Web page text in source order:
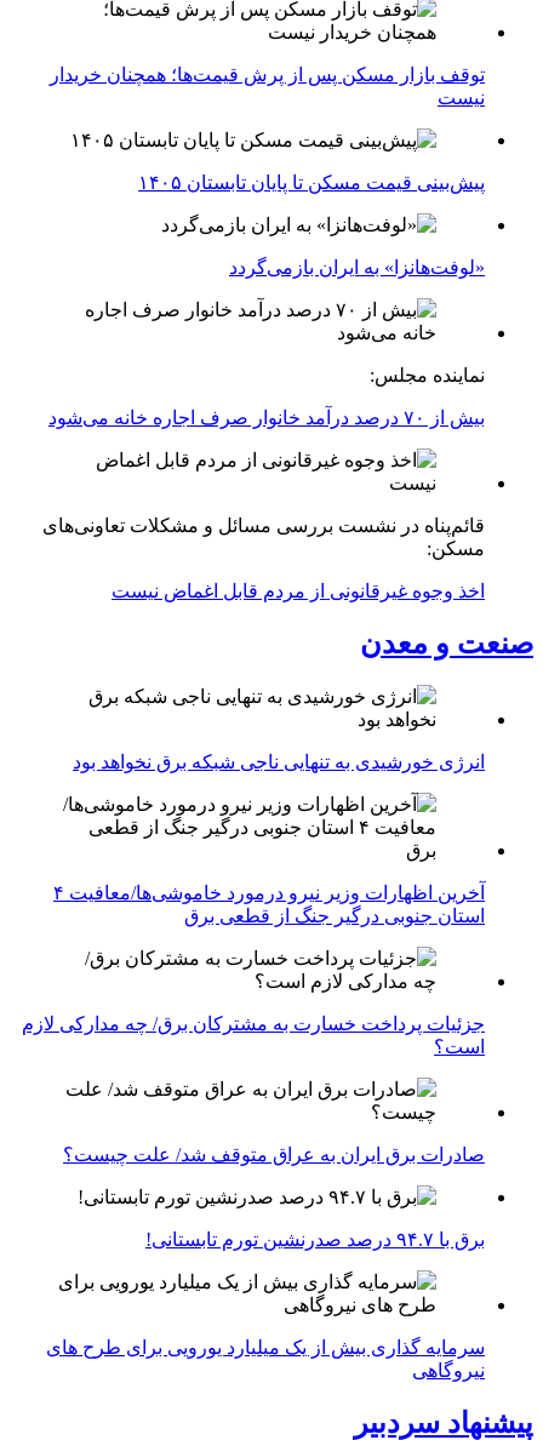
توقف بازار مسکن پس از پرش قیمت‌ها؛ همچنان خریدار
نیست
پیش‌بینی قیمت مسکن تا پایان تابستان ۱۴۰۵
«لوفت‌هانزا» به ایران بازمی‌گردد
نماینده مجلس:
بیش از ۷۰ درصد درآمد خانوار صرف اجاره خانه می‌شود
قائم‌پناه در نشست بررسی مسائل و مشکلات تعاونی‌های
مسکن:
اخذ وجوه غیرقانونی از مردم قابل اغماض نیست
صنعت و معدن
انرژی خورشیدی به تنهایی ناجی شبکه برق نخواهد بود
آخرین اظهارات وزیر نیرو درمورد خاموشی‌ها/معافیت ۴
استان جنوبی درگیر جنگ از قطعی برق
جزئیات پرداخت خسارت به مشترکان برق/ چه مدارکی لازم
است؟
صادرات برق ایران به عراق متوقف شد/ علت چیست؟
برق با ۹۴.۷ درصد صدرنشین تورم تابستانی!
سرمایه گذاری بیش از یک میلیارد یورویی برای طرح های
نیروگاهی
پیشنهاد سردبیر